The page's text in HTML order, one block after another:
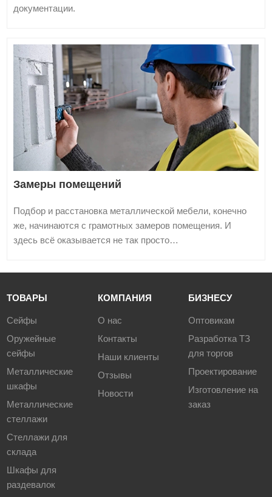
документации.
Замеры помещений
Подбор и расстановка металлической мебели, конечно
же, начинаются с грамотных замеров помещения. И
здесь всё оказывается не так просто…
ТОВАРЫ
Сейфы
Оружейные
сейфы
Металлические
шкафы
Металлические
стеллажи
Стеллажи для
склада
Шкафы для
раздевалок
КОМПАНИЯ
О нас
Контакты
Наши клиенты
Отзывы
Новости
БИЗНЕСУ
Оптовикам
Разработка ТЗ
для торгов
Проектирование
Изготовление на
заказ